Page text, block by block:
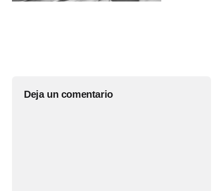
Deja un comentario